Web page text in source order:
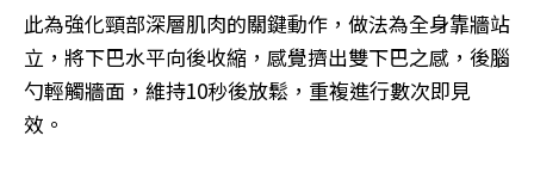
此為強化頸部深層肌肉的關鍵動作，做法為全身靠牆站
立，將下巴水平向後收縮，感覺擠出雙下巴之感，後腦
勺輕觸牆面，維持10秒後放鬆，重複進行數次即見
效。